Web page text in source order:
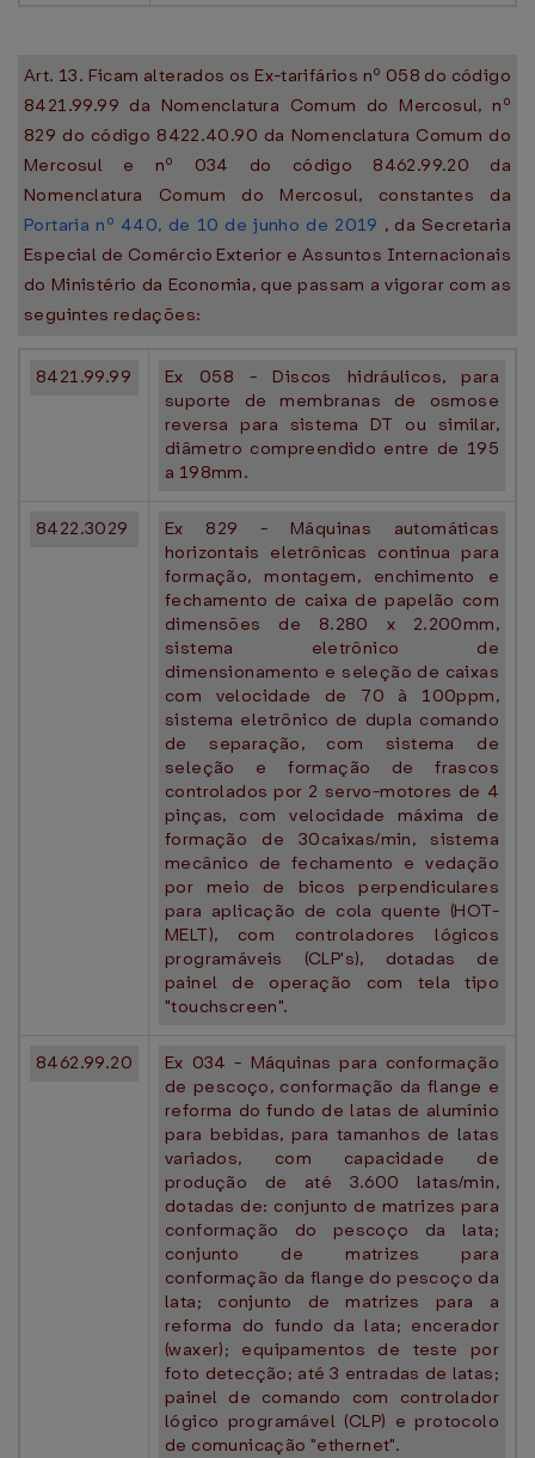
Art. 13. Ficam alterados os Ex-tarifários nº 058 do código
8421.99.99 da Nomenclatura Comum do Mercosul, nº
829 do código 8422.40.90 da Nomenclatura Comum do
Mercosul e nº 034 do código 8462.99.20 da
Nomenclatura Comum do Mercosul, constantes da
Portaria nº 440, de 10 de junho de 2019 , da Secretaria
Especial de Comércio Exterior e Assuntos Internacionais
do Ministério da Economia, que passam a vigorar com as
seguintes redações:
8421.99.99
Ex 058 - Discos hidráulicos, para
suporte de membranas de osmose
reversa para sistema DT ou similar,
diâmetro compreendido entre de 195
a 198mm.
8422.3029
Ex 829 - Máquinas automáticas
horizontais eletrônicas continua para
formação, montagem, enchimento e
fechamento de caixa de papelão com
dimensões de 8.280 x 2.200mm,
sistema eletrônico de
dimensionamento e seleção de caixas
com velocidade de 70 à 100ppm,
sistema eletrônico de dupla comando
de separação, com sistema de
seleção e formação de frascos
controlados por 2 servo-motores de 4
pinças, com velocidade máxima de
formação de 30caixas/min, sistema
mecânico de fechamento e vedação
por meio de bicos perpendiculares
para aplicação de cola quente (HOT-
MELT), com controladores lógicos
programáveis (CLP's), dotadas de
painel de operação com tela tipo
"touchscreen".
8462.99.20
Ex 034 - Máquinas para conformação
de pescoço, conformação da flange e
reforma do fundo de latas de alumínio
para bebidas, para tamanhos de latas
variados, com capacidade de
produção de até 3.600 latas/min,
dotadas de: conjunto de matrizes para
conformação do pescoço da lata;
conjunto de matrizes para
conformação da flange do pescoço da
lata; conjunto de matrizes para a
reforma do fundo da lata; encerador
(waxer); equipamentos de teste por
foto detecção; até 3 entradas de latas;
painel de comando com controlador
lógico programável (CLP) e protocolo
de comunicação "ethernet".